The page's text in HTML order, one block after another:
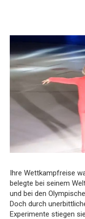
Ihre Wettkampfreise
belegte bei seinem
und bei den
Doch durch
Experimente stiegen